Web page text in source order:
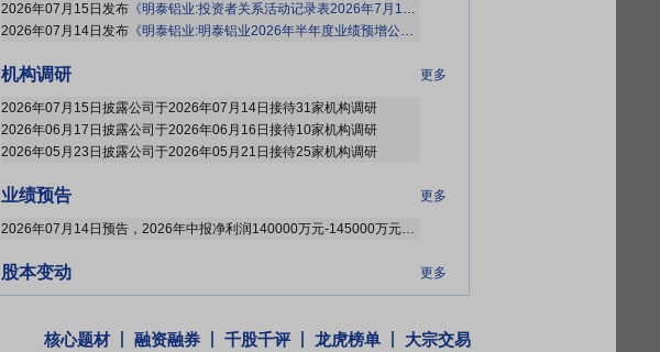
2026年07月15日发布 《明泰铝业:投资者关系活动记录表2026年7月14日》
2026年07月14日发布 《明泰铝业:明泰铝业2026年半年度业绩预增公告》
机构调研 更多
2026年07月15日披露公司于2026年07月14日接待31家机构调研
2026年06月17日披露公司于2026年06月16日接待10家机构调研
2026年05月23日披露公司于2026年05月21日接待25家机构调研
业绩预告 更多
2026年07月14日预告，2026年中报净利润140000万元-145000万元，变动49%～54%
股本变动 更多
2026年05月18日因股权激励限售流通股上市原因发生股本变动
核心题材 融资融券 千股千评 龙虎榜单 大宗交易